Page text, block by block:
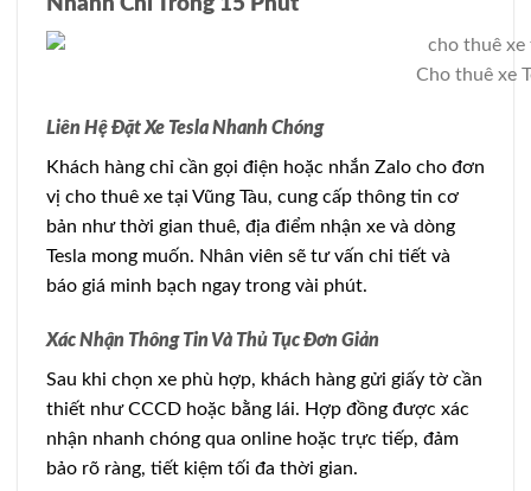
Cho thuê xe
Liên Hệ Đặt Xe Tesla Nhanh Chóng
Khách hàng chỉ cần gọi điện hoặc nhắn Zalo cho đơn
vị cho thuê xe tại Vũng Tàu, cung cấp thông tin cơ
bản như thời gian thuê, địa điểm nhận xe và dòng
Tesla mong muốn. Nhân viên sẽ tư vấn chi tiết và
báo giá minh bạch ngay trong vài phút.
Xác Nhận Thông Tin Và Thủ Tục Đơn Giản
Sau khi chọn xe phù hợp, khách hàng gửi giấy tờ cần
thiết như CCCD hoặc bằng lái. Hợp đồng được xác
nhận nhanh chóng qua online hoặc trực tiếp, đảm
bảo rõ ràng, tiết kiệm tối đa thời gian.